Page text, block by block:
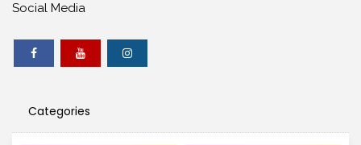
Social Media
Categories